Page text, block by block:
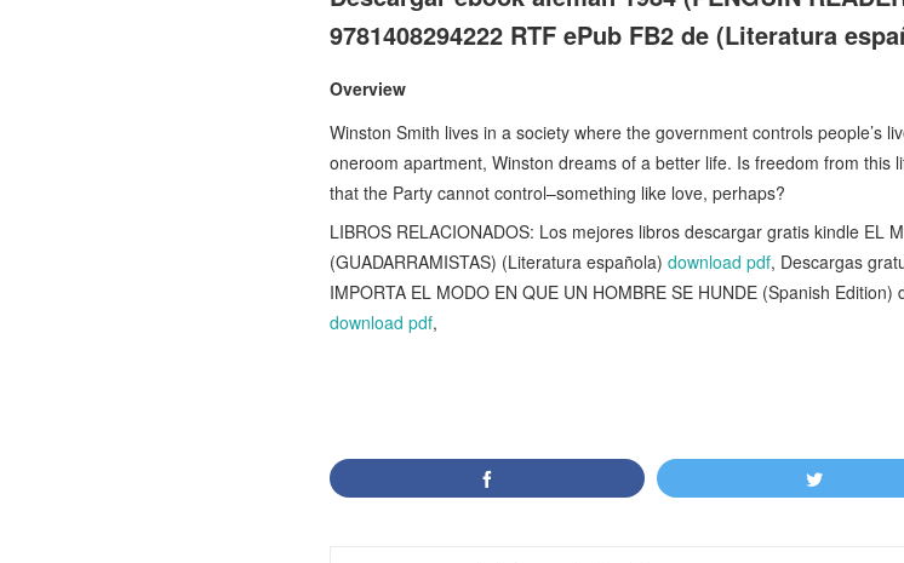
9781408294222 RTF ePub FB2 de (Literatura
Overview
Winston Smith lives in a society where the government controls people’s
oneroom apartment, Winston dreams of a better life. Is freedom from this
that the Party cannot control–something like love, perhaps?
LIBROS RELACIONADOS: Los mejores libros descargar gratis kindle EL
(GUADARRAMISTAS) (Literatura española) download pdf, Descargas
IMPORTA EL MODO EN QUE UN HOMBRE SE HUNDE (Spanish
download pdf,